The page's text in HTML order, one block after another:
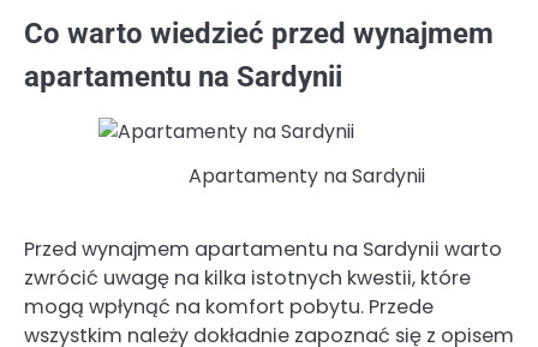
Co warto wiedzieć przed wynajmem
apartamentu na Sardynii
Apartamenty na Sardynii
Przed wynajmem apartamentu na Sardynii warto
zwrócić uwagę na kilka istotnych kwestii, które
mogą wpłynąć na komfort pobytu. Przede
wszystkim należy dokładnie zapoznać się z opisem